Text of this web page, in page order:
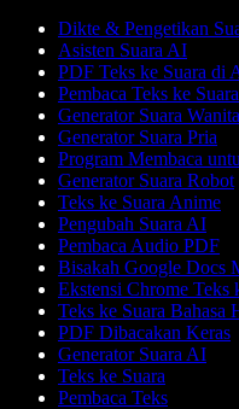
Dikte & Pengetikan
Asisten Suara AI
PDF Teks ke Suara di
Pembaca Teks ke Suara
Generator Suara Wanita
Generator Suara Pria
Program Membaca
Generator Suara Robot
Teks ke Suara Anime
Pengubah Suara AI
Pembaca Audio PDF
Bisakah Google Docs
Ekstensi Chrome Teks
Teks ke Suara Bahasa
PDF Dibacakan Keras
Generator Suara AI
Teks ke Suara
Pembaca Teks